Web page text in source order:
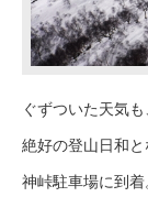
ぐずついた天気
絶好の登山日和
神峠駐車場に到